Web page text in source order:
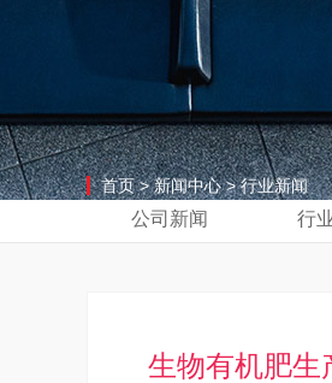
首页>新闻中心>行业新闻
公司新闻 行
生物有机肥生